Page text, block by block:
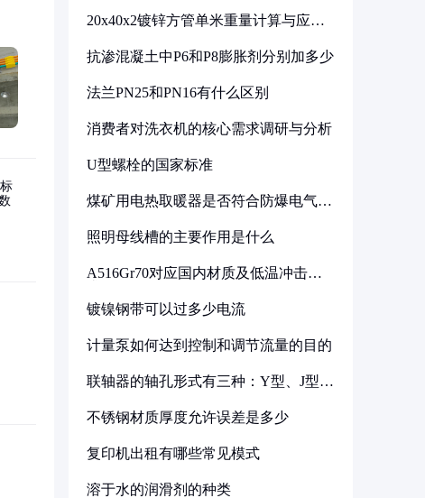
20x40x2镀锌方管单米重量计算与应用
抗渗混凝土中P6和P8膨胀剂分别加多少
法兰PN25和PN16有什么区别
消费者对洗衣机的核心需求调研与分析
U型螺栓的国家标准
煤矿用电热取暖器是否符合防爆电气设
照明母线槽的主要作用是什么
A516Gr70对应国内材质及低温冲击要
镀镍钢带可以过多少电流
计量泵如何达到控制和调节流量的目的
联轴器的轴孔形式有三种：Y型、J型、
不锈钢材质厚度允许误差是多少
复印机出租有哪些常见模式
溶于水的润滑剂的种类